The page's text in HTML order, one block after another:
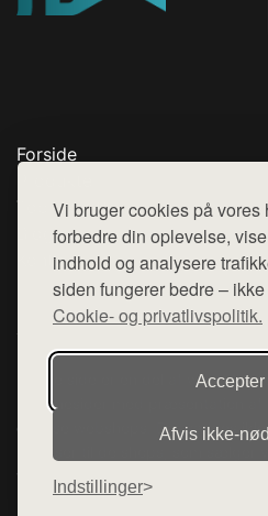
Vi bruger cookies på vores
forbedre din oplevelse,
indhold og analysere
siden fungerer bedre –
Cookie- og privatlivspolitik.
Accepter
Afvis
Indstillinger
Forside
Top Rabatter
Blog
Kontakt
Denne side er en del af want.dk,
hjemmesider med præsentation
diverse webshops. Der sælges
henviser til de shops, som sælger
varerne på lager.